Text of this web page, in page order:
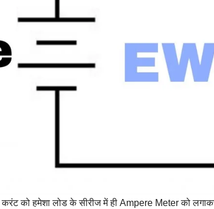
करंट को हमेशा लोड के सीरीज में ही Ampere Meter को लगाकर